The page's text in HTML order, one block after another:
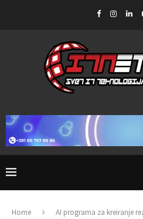
Home AI programa za kreiranje